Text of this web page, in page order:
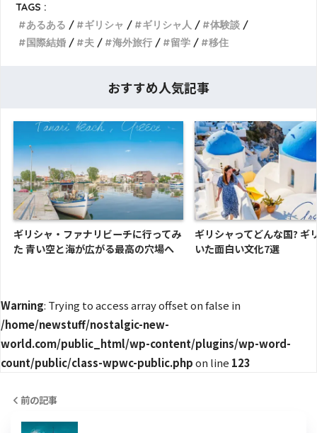
TAGS :
あるある
ギリシャ ギリシャ人
体験談
国際結婚
夫 海外旅行 留学 移住
おすすめ人気記事
ギリシャ・ファナリビーチに行ってみ
た 青い空と海が広がる最高の穴場へ
ギリシャってどんな国? ギ
いた面白い文化7選
Warning: Trying to access array offset on false in
/home/newstuff/nostalgic-new-
world.com/public_html/wp-content/plugins/wp-word-
count/public/class-wpwc-public.phpon line 123
前の記事